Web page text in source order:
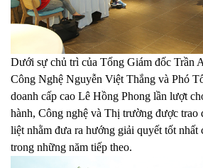
Dưới sự chủ trì của Tổng Giám đốc Trần
Công Nghệ Nguyễn Việt Thắng và Phó
doanh cấp cao Lê Hồng Phong lần lượt
hành, Công nghệ và Thị trường được trao
liệt nhằm đưa ra hướng giải quyết tốt nhất
trong những năm tiếp theo.